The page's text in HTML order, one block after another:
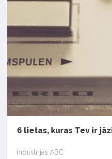
6 lietas, kuras Tev ir
Industrijas ABC